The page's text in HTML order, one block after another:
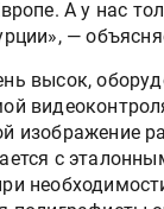
А у нас
—
высок,
изображение
с